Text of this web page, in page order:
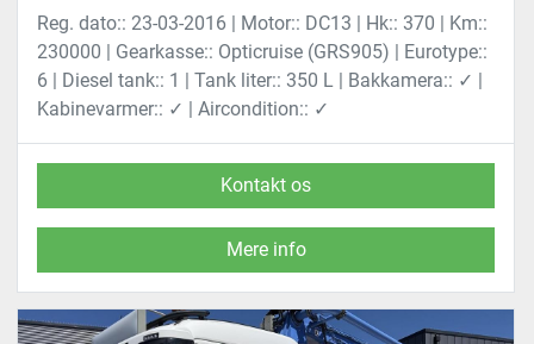
Reg. dato:: 23-03-2016 | Motor:: DC13 | Hk:: 370 | Km::
230000 | Gearkasse:: Opticruise (GRS905) | Eurotype::
6 | Diesel tank:: 1 | Tank liter:: 350 L | Bakkamera:: ✓ |
Kabinevarmer:: ✓ | Aircondition:: ✓
Kontakt os
Mere info